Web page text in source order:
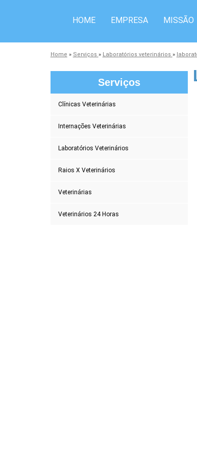
HOME EMPRESA MISSÃO
Home » Serviços » Laboratórios veterinários »
Serviços
Clínicas Veterinárias
Internações Veterinárias
Laboratórios Veterinários
Raios X Veterinários
Veterinárias
Veterinários 24 Horas